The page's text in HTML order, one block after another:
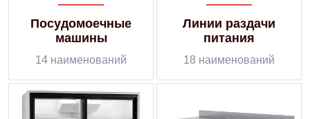
Посудомоечные
машины
14 наименований
Линии раздачи
питания
18 наименований